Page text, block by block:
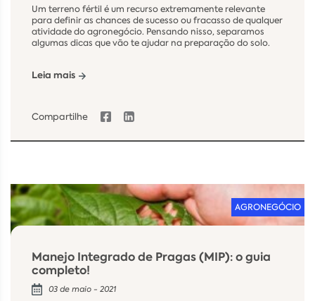
Um terreno fértil é um recurso extremamente relevante
para definir as chances de sucesso ou fracasso de qualquer
atividade do agronegócio. Pensando nisso, separamos
algumas dicas que vão te ajudar na preparação do solo.
Leia mais
Compartilhe
AGRONEGÓCIO
Manejo Integrado de Pragas (MIP): o guia
completo!
03 de maio - 2021